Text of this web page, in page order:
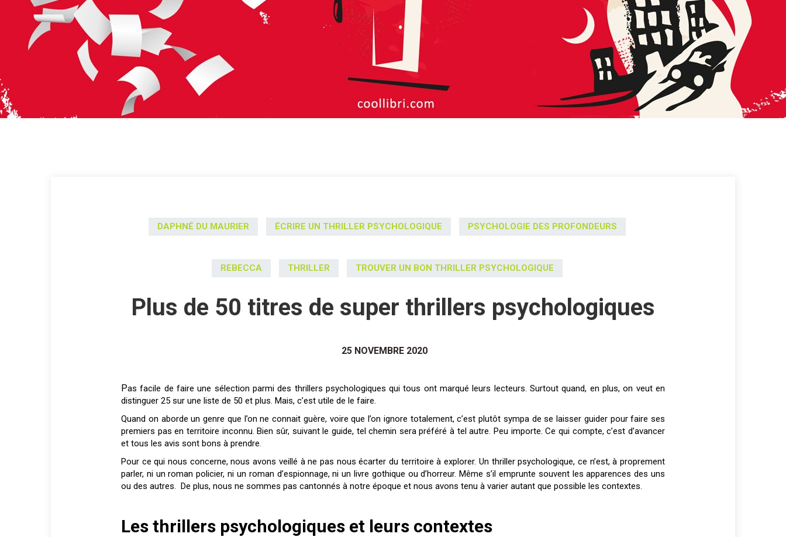
DAPHNÉ DU MAURIER ÉCRIRE UN THRILLER PSYCHOLOGIQUE PSYCHOLOGIE DES PROFONDEURS
REBECCA THRILLER TROUVER UN BON THRILLER PSYCHOLOGIQUE
Plus de 50 titres de super thrillers psychologiques
25 NOVEMBRE 2020
Pas facile de faire une sélection parmi des thrillers psychologiques qui tous ont marqué leurs lecteurs. Surtout quand, en plus, on veut en
distinguer 25 sur une liste de 50 et plus. Mais, c’est utile de le faire.
Quand on aborde un genre que l’on ne connait guère, voire que l’on ignore totalement, c’est plutôt sympa de se laisser guider pour faire ses
premiers pas en territoire inconnu. Bien sûr, suivant le guide, tel chemin sera préféré à tel autre. Peu importe. Ce qui compte, c’est d’avancer
et tous les avis sont bons à prendre.
Pour ce qui nous concerne, nous avons veillé à ne pas nous écarter du territoire à explorer. Un thriller psychologique, ce n’est, à proprement
parler, ni un roman policier, ni un roman d’espionnage, ni un livre gothique ou d’horreur. Même s’il emprunte souvent les apparences des uns
ou des autres. De plus, nous ne sommes pas cantonnés à notre époque et nous avons tenu à varier autant que possible les contextes.
Les thrillers psychologiques et leurs contextes